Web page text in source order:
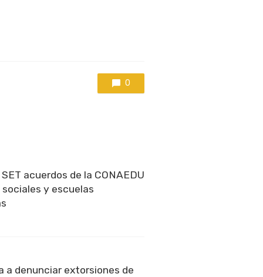
0
acuerdos de la CONAEDU
sociales y escuelas
a denunciar extorsiones de